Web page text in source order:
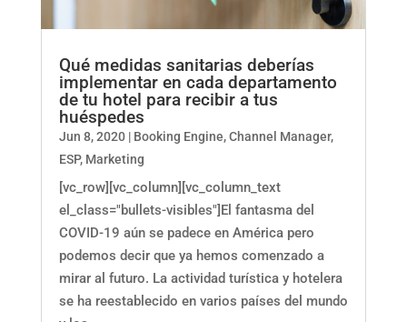
Qué medidas sanitarias deberías
implementar en cada departamento
de tu hotel para recibir a tus
huéspedes
Jun 8, 2020| Booking Engine,Channel Manager,
ESP, Marketing
[vc_row][vc_column][vc_column_text
el_class="bullets-visibles"]El fantasma del
COVID-19 aún se padece en América pero
podemos decir que ya hemos comenzado a
mirar al futuro. La actividad turística y hotelera
se ha reestablecido en varios países del mundo